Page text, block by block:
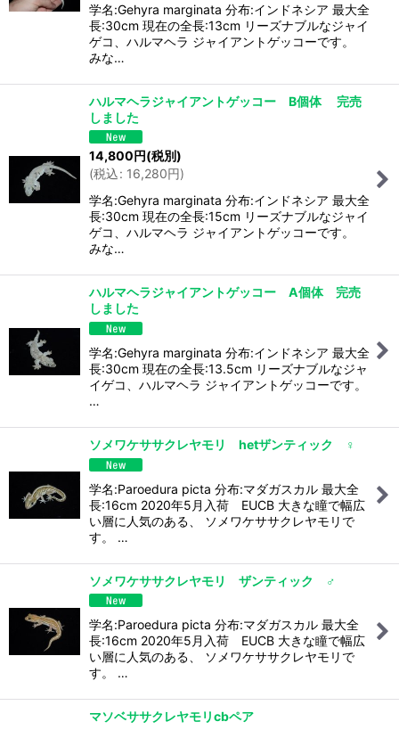
学名:Gehyra marginata 分布:インドネシア 最大全
長:30cm 現在の全長:13cm リーズナブルなジャイ
ゲコ、ハルマヘラ ジャイアントゲッコーです。
みな…
ハルマヘラジャイアントゲッコー B個体 完売
しました
14,800 円(税別)
(税込: 16,280円)
学名:Gehyra marginata 分布:インドネシア 最大全
長:30cm 現在の全長:15cm リーズナブルなジャイ
ゲコ、ハルマヘラ ジャイアントゲッコーです。
みな…
ハルマヘラジャイアントゲッコー A個体 完売
しました
学名:Gehyra marginata 分布:インドネシア 最大全
長:30cm 現在の全長:13.5cm リーズナブルなジャ
イゲコ、ハルマヘラ ジャイアントゲッコーです。
…
ソメワケササクレヤモリ hetザンティック ♀
学名:Paroedura picta 分布:マダガスカル 最大全
長:16cm 2020年5月入荷 EUCB 大きな瞳で幅広
い層に人気のある、 ソメワケササクレヤモリで
す。 …
ソメワケササクレヤモリ ザンティック ♂
学名:Paroedura picta 分布:マダガスカル 最大全
長:16cm 2020年5月入荷 EUCB 大きな瞳で幅広
い層に人気のある、 ソメワケササクレヤモリで
す。 …
マソベササクレヤモリcbペア